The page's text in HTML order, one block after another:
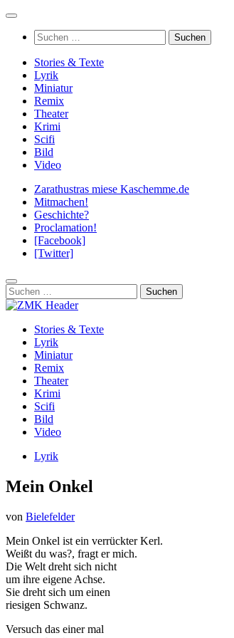
Zum
springenSuchen
nach:
Stories & Texte
Lyrik
Miniatur
Remix
Theater
Krimi
Scifi
Bild
Video
Zarathustras miese Kaschemme.de
Mitmachen!
Geschichte?
Proclamation!
[Facebook]
[Twitter]
Suchen
nach:
Stories & Texte
Lyrik
Miniatur
Remix
Theater
Krimi
Scifi
Bild
Video
Lyrik
Mein Onkel
von Bielefelder
Mein Onkel ist ein verrückter Kerl.
Weißt du was?, fragt er mich.
Die Welt dreht sich nicht
um ihre eigene Achse.
Sie dreht sich um einen
riesigen Schwanz.
Versuch das einer mal